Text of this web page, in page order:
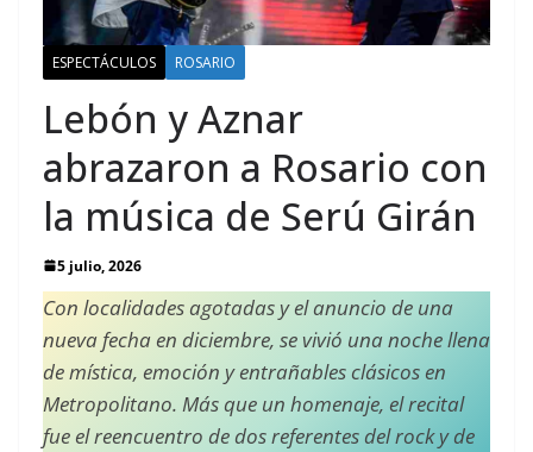
ESPECTÁCULOS ROSARIO
Lebón y Aznar
abrazaron a Rosario con
la música de Serú Girán
5 julio, 2026
Con localidades agotadas y el anuncio de una
nueva fecha en diciembre, se vivió una noche llena
de mística, emoción y entrañables clásicos en
Metropolitano. Más que un homenaje, el recital
fue el reencuentro de dos referentes del rock y de